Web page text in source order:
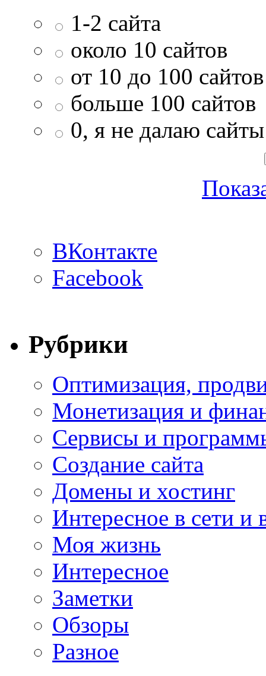
1-2 сайта
около 10 сайтов
от 10 до 100 сайтов
больше 100 сайтов
0, я не далаю сайты
ВКонтакте
Facebook
Рубрики
Оптимизация,
Монетизация и
Сервисы и
Создание сайта
Домены и хостинг
Интересное в сети и
Моя жизнь
Интересное
Заметки
Обзоры
Разное